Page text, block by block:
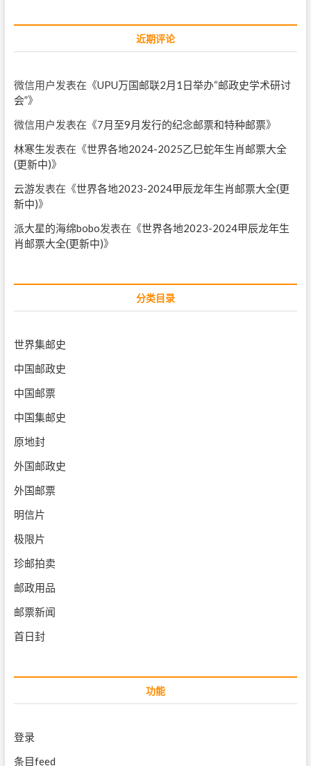
近期评论
微信用户发表在《UPU万国邮联2月1日举办“邮政史学术研讨
会”》
微信用户发表在《7月至9月发行的纪念邮票和特种邮票》
林寒生发表在《世界各地2024-2025乙巳蛇年生肖邮票大全
(更新中)》
云游发表在《世界各地2023-2024甲辰龙年生肖邮票大全(更
新中)》
派大星的海绵bobo发表在《世界各地2023-2024甲辰龙年生
肖邮票大全(更新中)》
分类目录
世界集邮史
中国邮政史
中国邮票
中国集邮史
原地封
外国邮政史
外国邮票
明信片
极限片
珍邮拍卖
邮政用品
邮票新闻
首日封
功能
登录
条目feed